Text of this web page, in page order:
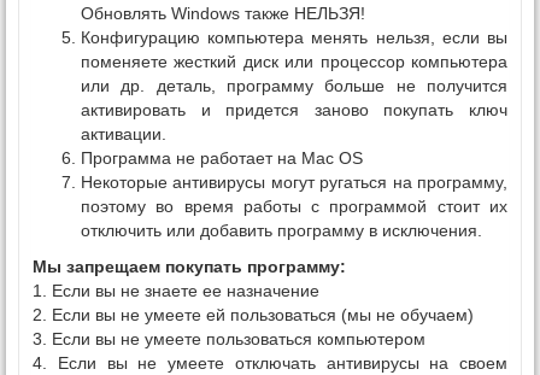
Обновлять Windows также НЕЛЬЗЯ!
Конфигурацию компьютера менять нельзя, если вы
поменяете жесткий диск или процессор компьютера
или др. деталь, программу больше не получится
активировать и придется заново покупать ключ
активации.
Программа не работает на Mac OS
Некоторые антивирусы могут ругаться на программу,
поэтому во время работы с программой стоит их
отключить или добавить программу в исключения.
Мы запрещаем покупать программу:
1. Если вы не знаете ее назначение
2. Если вы не умеете ей пользоваться (мы не обучаем)
3. Если вы не умеете пользоваться компьютером
4. Если вы не умеете отключать антивирусы на своем